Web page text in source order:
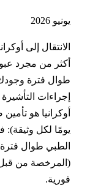
إلى أوكرانيا
من مجرد عبور
فترة وجودك في
التأشيرة
لكل وثيقة): فهو